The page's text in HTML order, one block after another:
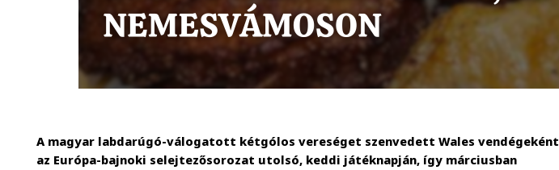
A magyar labdarúgó-válogatott kétgólos vereséget szenvedett Wales vendégeként
az Európa-bajnoki selejtezősorozat utolsó, keddi játéknapján, így márciusban